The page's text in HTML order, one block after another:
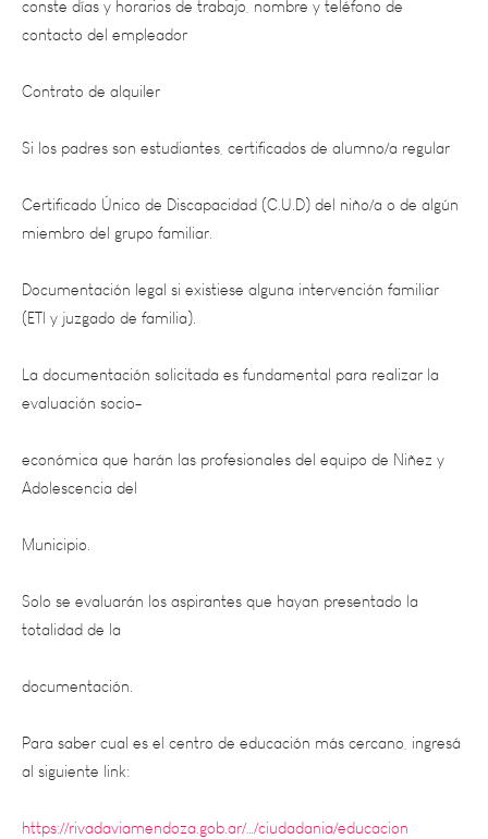
Contrato de alquiler
Si los padres son estudiantes, certificados de alumno/a regular
Certificado Único de Discapacidad (C.U.D) del niño/a o de algún
miembro del grupo familiar.
Documentación legal si existiese alguna intervención familiar
(ETI y juzgado de familia).
La documentación solicitada es fundamental para realizar la
evaluación socio-
económica que harán las profesionales del equipo de Niñez y
Adolescencia del
Municipio.
Solo se evaluarán los aspirantes que hayan presentado la
totalidad de la
documentación.
Para saber cual es el centro de educación más cercano, ingresá
al siguiente link:
https://rivadaviamendoza.gob.ar/…/ciudadania/educacion